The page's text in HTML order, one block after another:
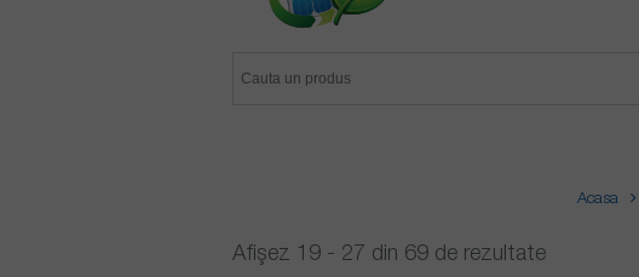
Acasa
Afișez 19 - 27 din 69 de rezultate